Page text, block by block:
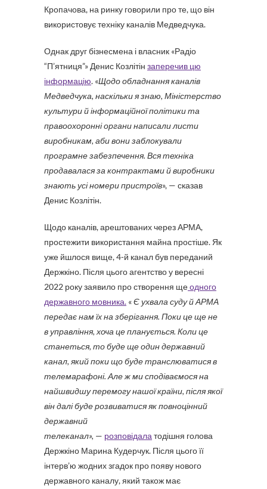
Кропачова, на ринку говорили про те, що він
використовує техніку каналів Медведчука.
Однак друг бізнесмена і власник «Радіо
“П’ятниця”» Денис Козлітін заперечив цю
інформацію. «Щодо обладнання каналів
Медведчука, наскільки я знаю, Міністерство
культури й інформаційної політики та
правоохоронні органи написали листи
виробникам, аби вони заблокували
програмне забезпечення. Вся техніка
продавалася за контрактами й виробники
знають усі номери пристроїв», — сказав
Денис Козлітін.
Щодо каналів, арештованих через АРМА,
простежити використання майна простіше. Як
уже йшлося вище, 4-й канал був переданий
Держкіно. Після цього агентство у вересні
2022 року заявило про створення щеодного
державного мовника. «Є ухвала суду й АРМА
передає нам їх на зберігання. Поки це ще не
в управління, хоча це планується. Коли це
станеться, то буде ще один державний
канал, який поки що буде транслюватися в
телемарафоні. Але ж ми сподіваємося на
найшвидшу перемогу нашої країни, після якої
він далі буде розвиватися як повноцінний
державний
телеканал», — розповідала тодішня голова
Держкіно Марина Кудерчук. Після цього її
інтерв’ю жодних згадок про появу нового
державного каналу, який також має